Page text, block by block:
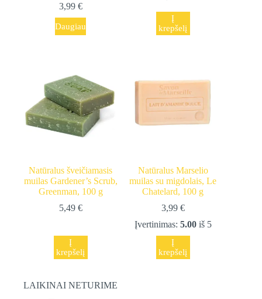
3,99 €
Daugiau
Į
krepšelį
Natūralus šveičiamasis
muilas Gardener’s Scrub,
Greenman, 100 g
5,49 €
Į
krepšelį
Natūralus Marselio
muilas su migdolais, Le
Chatelard, 100 g
3,99 €
Įvertinimas: 5.00iš 5
Į
krepšelį
LAIKINAI NETURIME